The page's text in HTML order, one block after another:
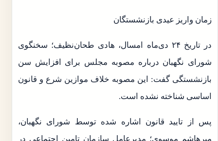
زمان واریز عیدی بازنشستگان
در تاریخ ۲۴ دی‌ماه امسال، هادی طحان‌نظیف؛ سخنگوی
شورای نگهبان درباره مصوبه مجلس برای افزایش سن
بازنشستگی گفت: این مصوبه خلاف موازین شرع و قانون
اساسی شناخته نشده است.
پس از تایید قانون اشاره شده توسط شورای نگهبان،
میرهاشم موسوی؛ مدیرعامل سازمان تامین اجتماعی در